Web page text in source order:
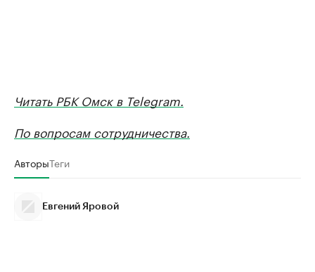
Читать РБК Омск в Telegram.
По вопросам сотрудничества.
АвторыТеги
Евгений Яровой